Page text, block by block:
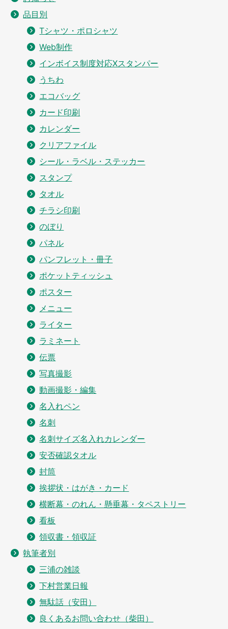
品目別
Tシャツ・ポロシャツ
Web制作
インボイス制度対応Xスタンパー
うちわ
エコバッグ
カード印刷
カレンダー
クリアファイル
シール・ラベル・ステッカー
スタンプ
タオル
チラシ印刷
のぼり
パネル
パンフレット・冊子
ポケットティッシュ
ポスター
メニュー
ライター
ラミネート
伝票
写真撮影
動画撮影・編集
名入れペン
名刺
名刺サイズ名入れカレンダー
安否確認タオル
封筒
挨拶状・はがき・カード
横断幕・のれん・懸垂幕・タペストリー
看板
領収書・領収証
執筆者別
三浦の雑談
下村営業日報
無駄話（安田）
良くあるお問い合わせ（柴田）